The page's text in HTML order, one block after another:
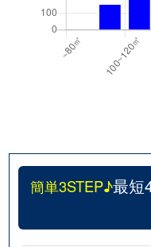
簡単3STEP♪最短